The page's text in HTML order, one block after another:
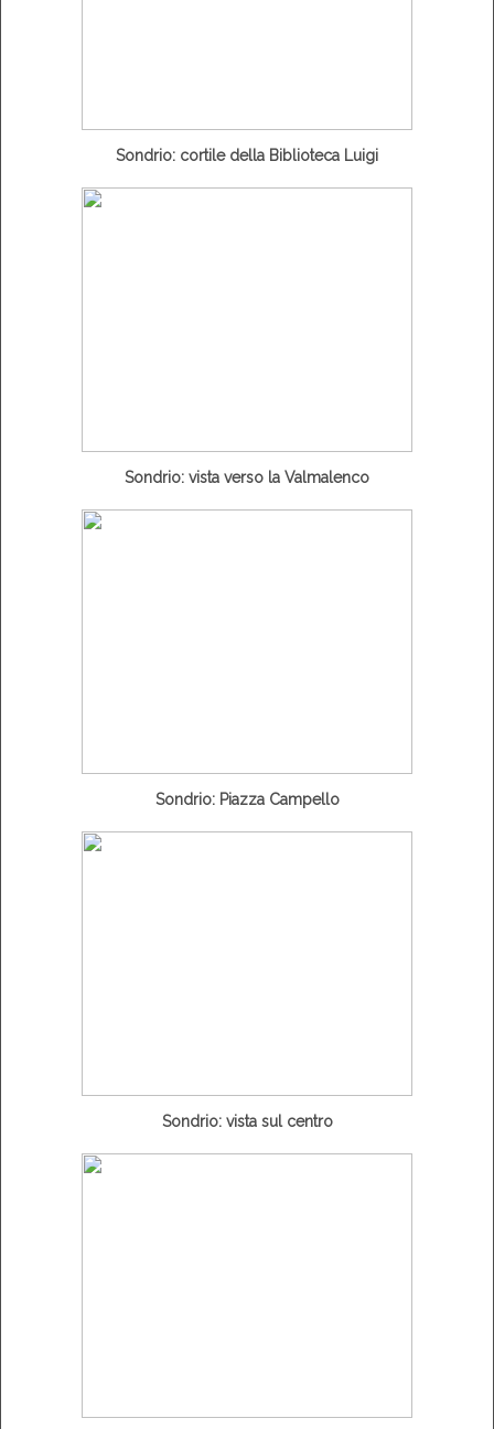
Sondrio: cortile della Biblioteca Luigi
Sondrio: vista verso la Valmalenco
Sondrio: Piazza Campello
Sondrio: vista sul centro